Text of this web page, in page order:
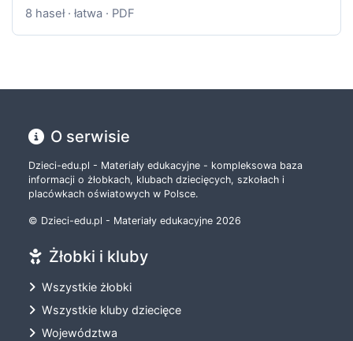
8 haseł · łatwa · PDF
O serwisie
Dzieci-edu.pl - Materiały edukacyjne - kompleksowa baza
informacji o żłobkach, klubach dziecięcych, szkołach i
placówkach oświatowych w Polsce.
© Dzieci-edu.pl - Materiały edukacyjne 2026
Żłobki i kluby
Wszystkie żłobki
Wszystkie kluby dziecięce
Województwa